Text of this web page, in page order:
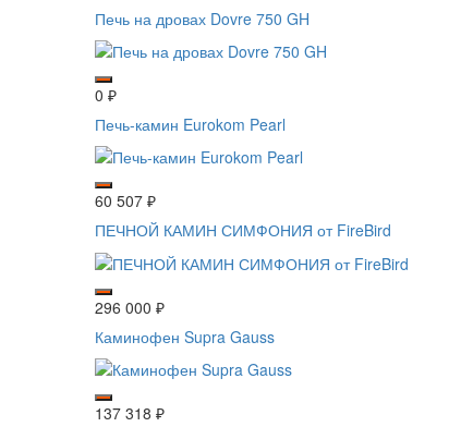
Печь на дровах Dovre 750 GH
0 ₽
Печь-камин Eurokom Pearl
60 507 ₽
ПЕЧНОЙ КАМИН СИМФОНИЯ от FireBird
296 000 ₽
Каминофен Supra Gauss
137 318 ₽